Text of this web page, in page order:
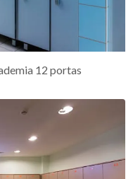
12 portas